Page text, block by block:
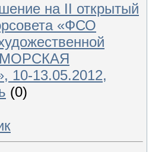
на II открытый
«ФСО
10-13.05.2012,
(0)